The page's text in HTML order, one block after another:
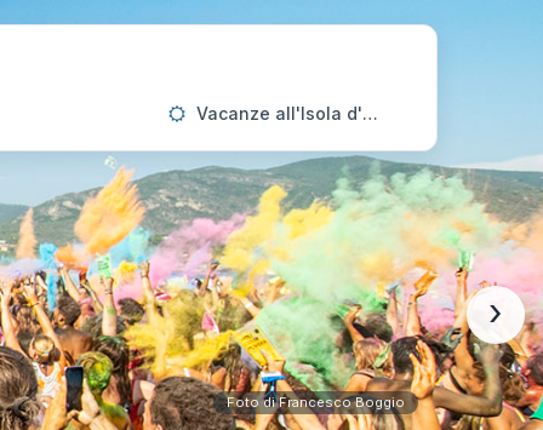
Vacanze all'Isola d'Elba
Foto di Francesco Boggio
›